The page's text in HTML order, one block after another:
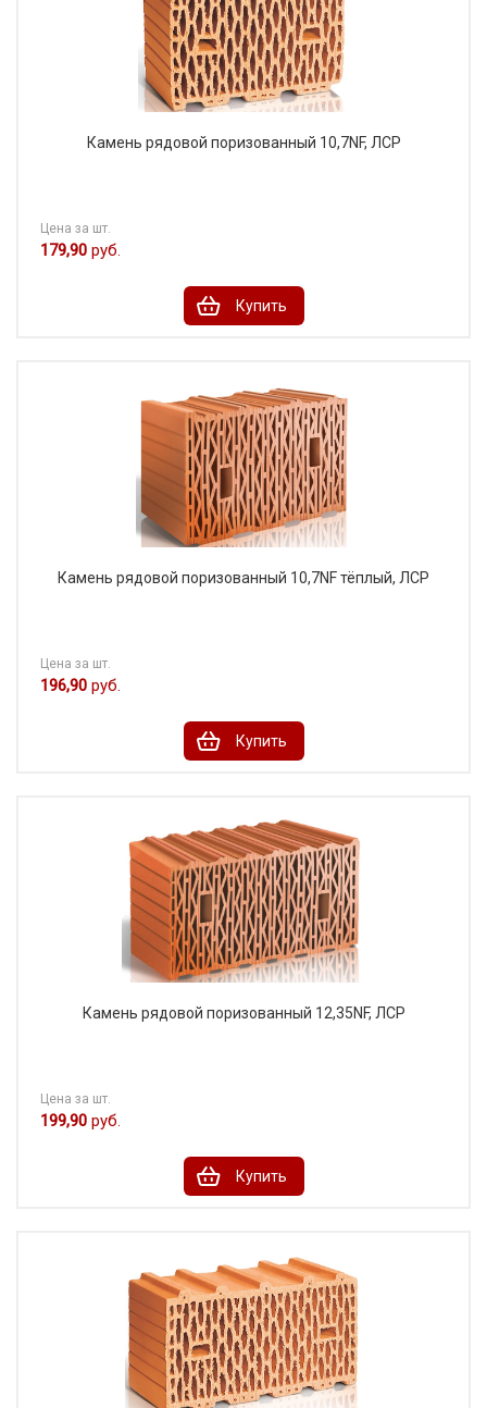
Камень рядовой поризованный 10,7NF, ЛСР
Цена за шт.
179,90 руб.
Купить
Камень рядовой поризованный 10,7NF тёплый, ЛСР
Цена за шт.
196,90 руб.
Купить
Камень рядовой поризованный 12,35NF, ЛСР
Цена за шт.
199,90 руб.
Купить